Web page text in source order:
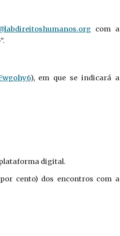
com a
), em que se indicará a
digital.
cento) dos encontros com a